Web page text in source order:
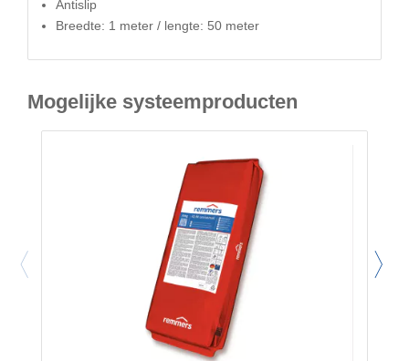
Antislip
Breedte: 1 meter / lengte: 50 meter
Mogelijke systeemproducten